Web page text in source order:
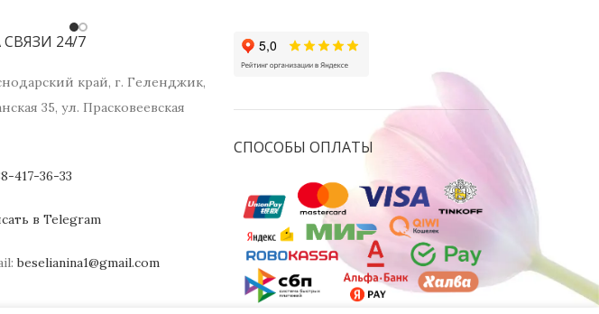
24/7
край, г. Геленджик,
35, ул. Прасковеевская
417-36-33
в Telegram
beselianina1@gmail.com
СПОСОБЫ ОПЛАТЫ